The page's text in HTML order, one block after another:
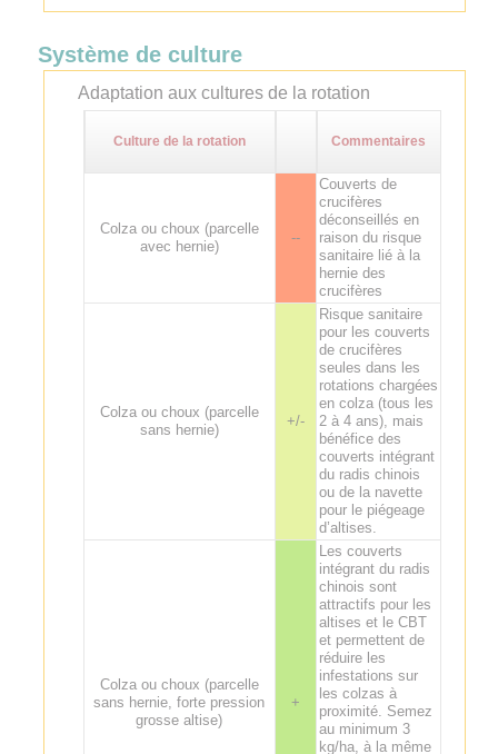
Système de culture
Adaptation aux cultures de la rotation
Culture de la rotation Commentaires
Colza ou choux (parcelle
avec hernie)
--
Couverts de
crucifères
déconseillés en
raison du risque
sanitaire lié à la
hernie des
crucifères
Colza ou choux (parcelle
sans hernie)
+/-
Risque sanitaire
pour les couverts
de crucifères
seules dans les
rotations chargées
en colza (tous les
2 à 4 ans), mais
bénéfice des
couverts intégrant
du radis chinois
ou de la navette
pour le piégeage
d’altises.
Colza ou choux (parcelle
sans hernie, forte pression
grosse altise)
+
Les couverts
intégrant du radis
chinois sont
attractifs pour les
altises et le CBT
et permettent de
réduire les
infestations sur
les colzas à
proximité. Semez
au minimum 3
kg/ha, à la même